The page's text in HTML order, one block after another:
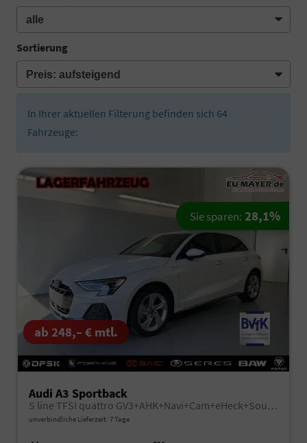
Sortierung
In Ihrer aktuellen Filterung befinden sich 64
Fahrzeuge:
ab 248,– € mtl.
Audi A3 Sportback
S line TFSI quattro GV3+AHK+Navi+Cam+eHeck+Sound+ACC+ParkAssist+Komfort
unverbindliche Lieferzeit: 7 Tage
Sie sparen: 28,1%